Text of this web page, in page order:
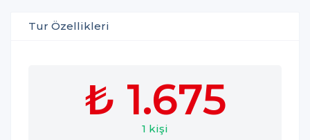
Tur Özellikleri
₺ 1.675
1 kişi